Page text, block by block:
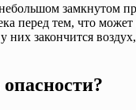
замкнутом
перед тем, что
них закончится